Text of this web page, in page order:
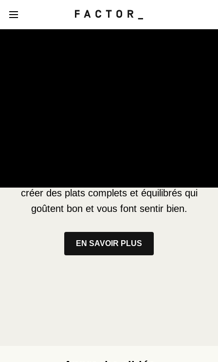
créer des plats complets et équilibrés qui
goûtent bon et vous font sentir bien.
EN SAVOIR PLUS